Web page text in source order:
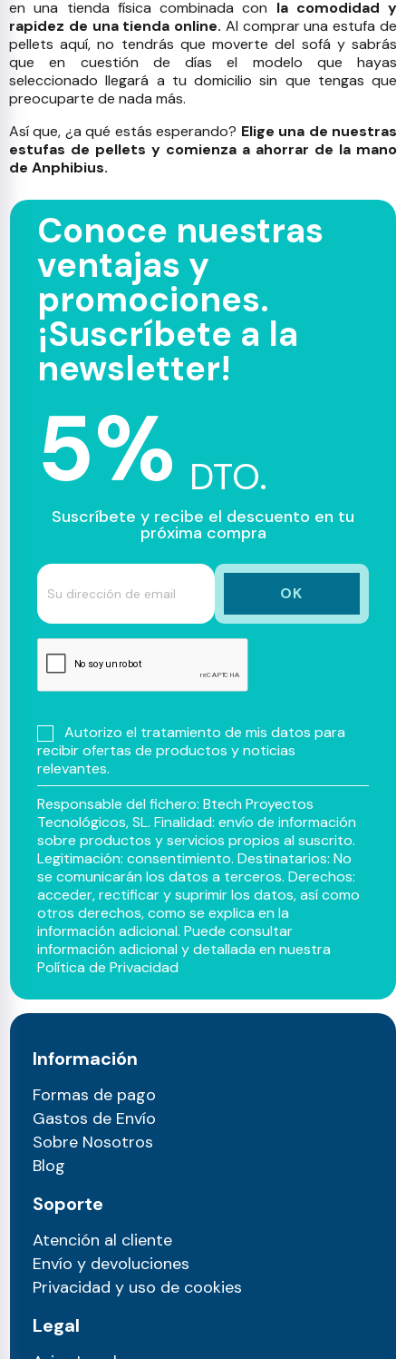
en una tienda física combinada con la comodidad y
rapidez de una tienda online. Al comprar una estufa de
pellets aquí, no tendrás que moverte del sofá y sabrás
que en cuestión de días el modelo que hayas
seleccionado llegará a tu domicilio sin que tengas que
preocuparte de nada más.
Así que, ¿a qué estás esperando? Elige una de nuestras
estufas de pellets y comienza a ahorrar de la mano
de Anphibius.
Conoce nuestras
ventajas y
promociones.
¡Suscríbete a la
newsletter!
5% DTO.
Suscríbete y recibe el descuento en tu
próxima compra
Autorizo el tratamiento de mis datos para
recibir ofertas de productos y noticias
relevantes.
Responsable del fichero: Btech Proyectos
Tecnológicos, SL. Finalidad: envío de información
sobre productos y servicios propios al suscrito.
Legitimación: consentimiento. Destinatarios: No
se comunicarán los datos a terceros. Derechos:
acceder, rectificar y suprimir los datos, así como
otros derechos, como se explica en la
información adicional. Puede consultar
información adicional y detallada en nuestra
Política de Privacidad
Información
Formas de pago
Gastos de Envío
Sobre Nosotros
Blog
Soporte
Atención al cliente
Envío y devoluciones
Privacidad y uso de cookies
Legal